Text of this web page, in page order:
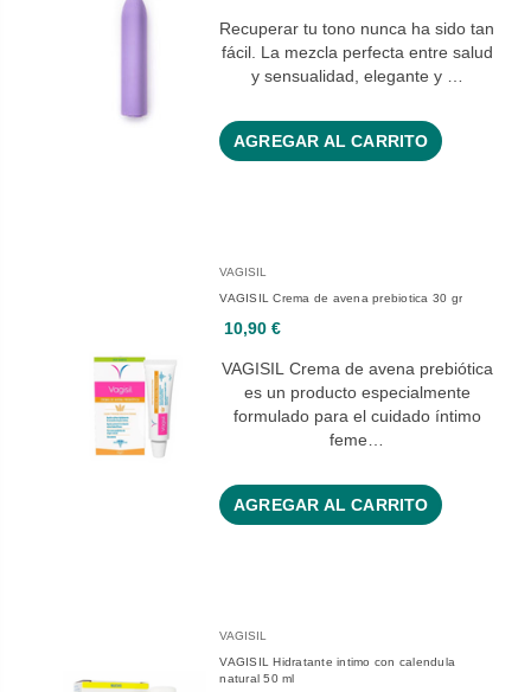
Recuperar tu tono nunca ha sido tan
fácil. La mezcla perfecta entre salud
y sensualidad, elegante y …
AGREGAR AL CARRITO
VAGISIL
VAGISIL Crema de avena prebiotica 30 gr
10,90 €
VAGISIL Crema de avena prebiótica
es un producto especialmente
formulado para el cuidado íntimo
feme…
AGREGAR AL CARRITO
VAGISIL
VAGISIL Hidratante intimo con calendula
natural 50 ml